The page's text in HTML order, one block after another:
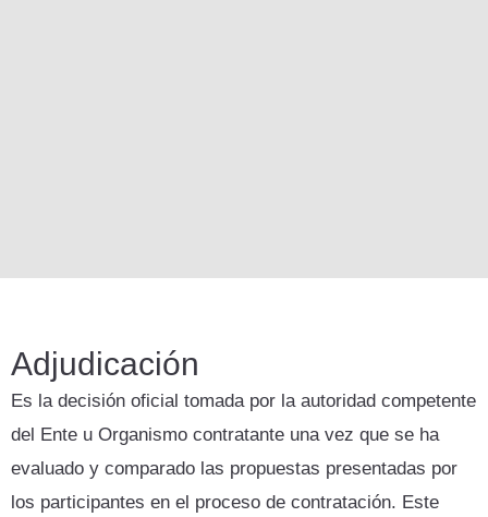
Adjudicación
Es la decisión oficial tomada por la autoridad competente
del Ente u Organismo contratante una vez que se ha
evaluado y comparado las propuestas presentadas por
los participantes en el proceso de contratación. Este